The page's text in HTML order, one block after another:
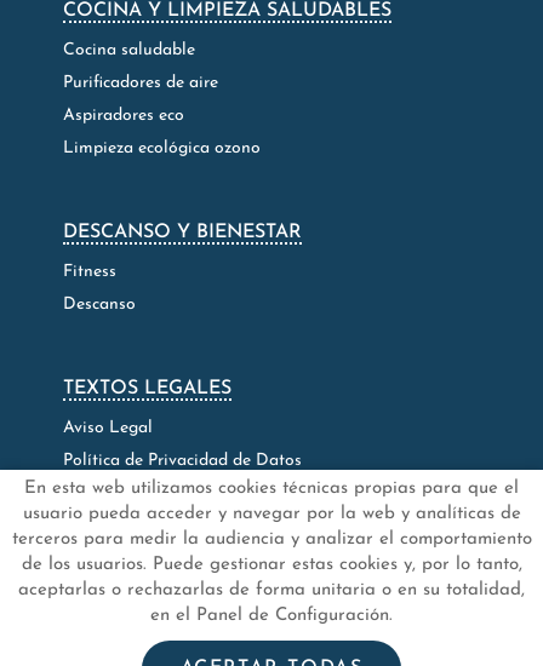
En esta web utilizamos cookies técnicas propias para que el
usuario pueda acceder y navegar por la web y analíticas de
terceros para medir la audiencia y analizar el comportamiento
de los usuarios. Puede gestionar estas cookies y, por lo tanto,
aceptarlas o rechazarlas de forma unitaria o en su totalidad,
en el Panel de Configuración.
COCINA Y LIMPIEZA SALUDABLES
Cocina saludable
Purificadores de aire
Aspiradores eco
Limpieza ecológica ozono
DESCANSO Y BIENESTAR
Fitness
Descanso
TEXTOS LEGALES
Aviso Legal
Política de Privacidad de Datos
Política de Cookies
Configuración de Cookies
QUIÉNES SOMOS.NOTICIAS.FAQ'S